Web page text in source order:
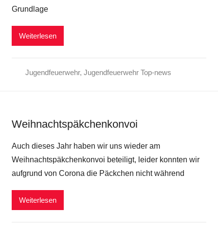
Grundlage
Weiterlesen
Jugendfeuerwehr, Jugendfeuerwehr Top-news
Weihnachtspäkchenkonvoi
Auch dieses Jahr haben wir uns wieder am
Weihnachtspäkchenkonvoi beteiligt, leider konnten wir
aufgrund von Corona die Päckchen nicht während
Weiterlesen